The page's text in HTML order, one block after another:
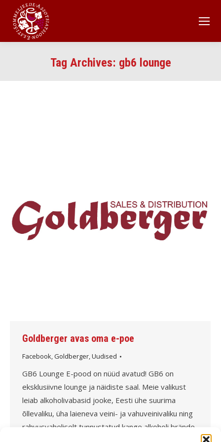
Tag Archives: gb6 lounge
Goldberger avas oma e-poe
Facebook,Goldberger,Uudised
GB6 Lounge E-pood on nüüd avatud! GB6 on
eksklusiivne lounge ja näidiste saal. Meie valikust
leiab alkoholivabasid jooke, Eesti ühe suurima
õllevaliku, üha laieneva veini- ja vahuveinivaliku ning
rahvusvaheliselt tunnustatud kange alkoholi brände